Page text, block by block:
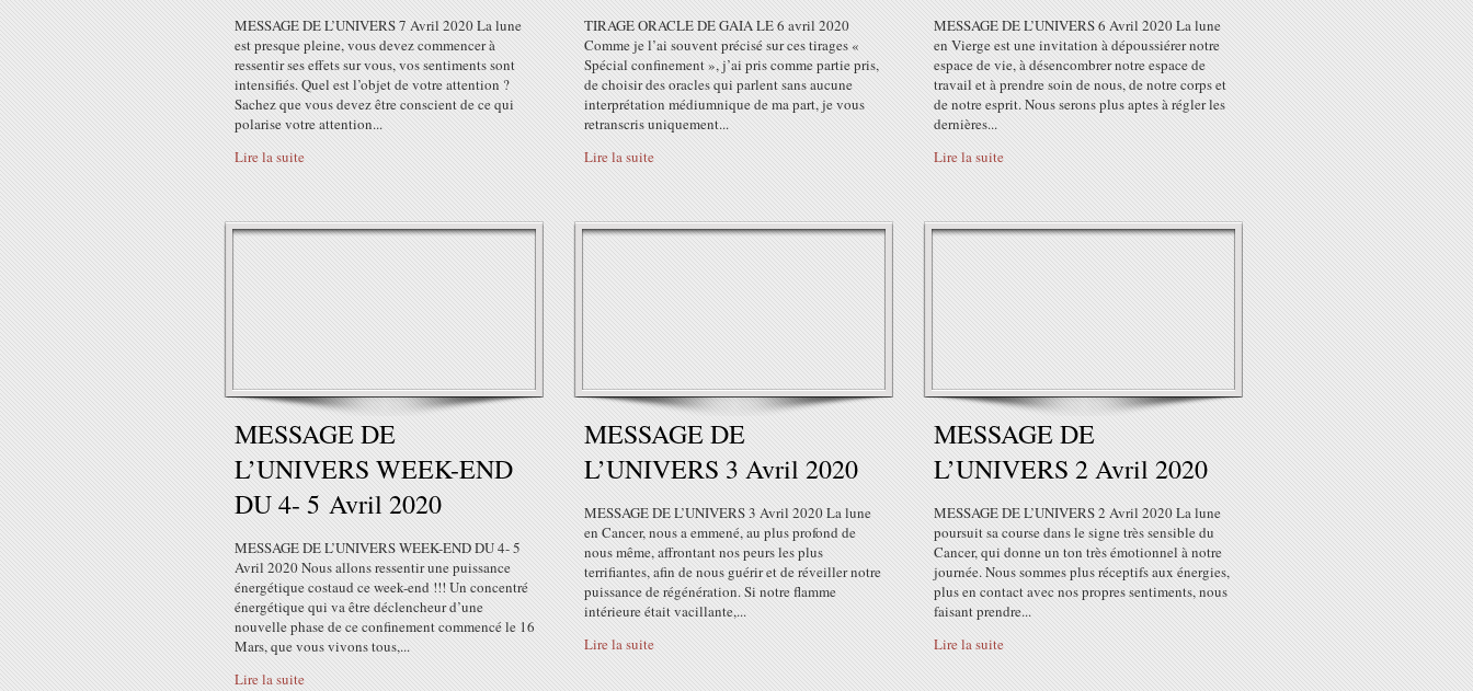
MESSAGE DE L’UNIVERS 7 Avril 2020 La lune
est presque pleine, vous devez commencer à
ressentir ses effets sur vous, vos sentiments sont
intensifiés. Quel est l’objet de votre attention ?
Sachez que vous devez être conscient de ce qui
polarise votre attention...
Lire la suite
TIRAGE ORACLE DE GAIA LE 6 avril 2020
Comme je l’ai souvent précisé sur ces tirages «
Spécial confinement », j’ai pris comme partie pris,
de choisir des oracles qui parlent sans aucune
interprétation médiumnique de ma part, je vous
retranscris uniquement...
Lire la suite
MESSAGE DE L’UNIVERS 6 Avril 2020 La lune
en Vierge est une invitation à dépoussiérer notre
espace de vie, à désencombrer notre espace de
travail et à prendre soin de nous, de notre corps et
de notre esprit. Nous serons plus aptes à régler les
dernières...
Lire la suite
MESSAGE DE
L’UNIVERS WEEK-END
DU 4- 5 Avril 2020
MESSAGE DE L’UNIVERS WEEK-END DU 4- 5
Avril 2020 Nous allons ressentir une puissance
énergétique costaud ce week-end !!! Un concentré
énergétique qui va être déclencheur d’une
nouvelle phase de ce confinement commencé le 16
Mars, que vous vivons tous,...
Lire la suite
MESSAGE DE
L’UNIVERS 3 Avril 2020
MESSAGE DE L’UNIVERS 3 Avril 2020 La lune
en Cancer, nous a emmené, au plus profond de
nous même, affrontant nos peurs les plus
terrifiantes, afin de nous guérir et de réveiller notre
puissance de régénération. Si notre flamme
intérieure était vacillante,...
Lire la suite
MESSAGE DE
L’UNIVERS 2 Avril 2020
MESSAGE DE L’UNIVERS 2 Avril 2020 La lune
poursuit sa course dans le signe très sensible du
Cancer, qui donne un ton très émotionnel à notre
journée. Nous sommes plus réceptifs aux énergies,
plus en contact avec nos propres sentiments, nous
faisant prendre...
Lire la suite